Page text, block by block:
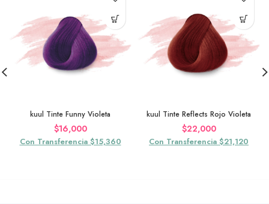
kuul Tinte Funny Violeta
$16,000
Con Transferencia $15,360
kuul Tinte Reflects Rojo Violeta
$22,000
Con Transferencia $21,120